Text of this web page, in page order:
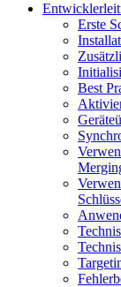
Erste
Best